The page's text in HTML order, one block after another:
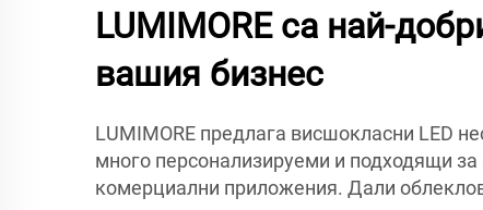
LUMIMORE са най-
вашия бизнес
LUMIMORE предлага висшокласни LED
много персонализируеми и подходящи
комерциални приложения. Дали